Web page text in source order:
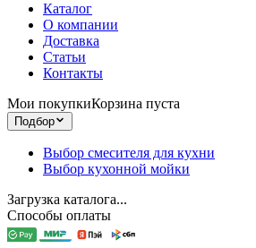
Каталог
О компании
Доставка
Статьи
Контакты
Мои покупкиКорзина пуста
Подбор
Выбор смесителя для кухни
Выбор кухонной мойки
Загрузка каталога...
Способы оплаты